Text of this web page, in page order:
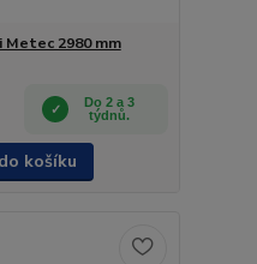
Metec 2980 mm
Do 2 a 3
týdnů.
košíku